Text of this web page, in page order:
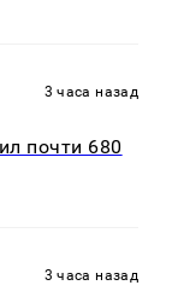
3 часа назад
почти 680
3 часа назад